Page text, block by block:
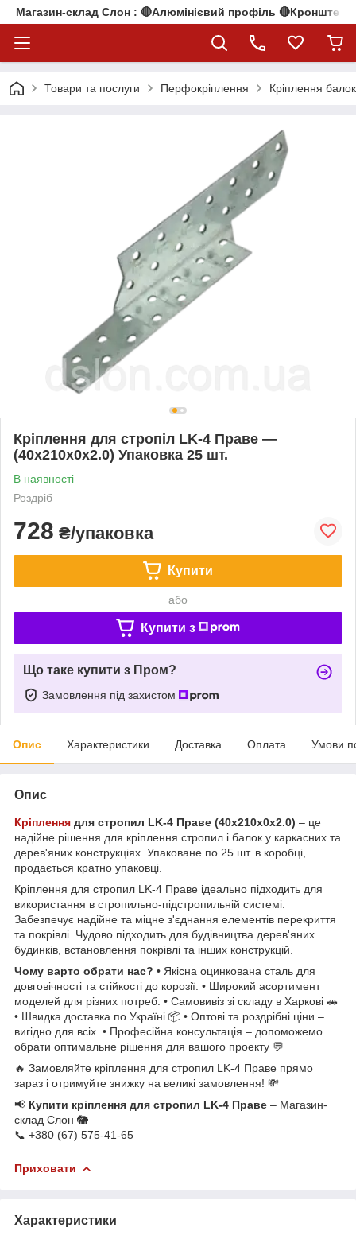
Магазин-склад Слон : 🔴Алюмінієвий профіль
Товари та послуги Перфокріплення Кріплення балок
Кріплення для стропіл LK-4 Праве —
(40х210х0х2.0) Упаковка 25 шт.
В наявності
Роздріб
728 ₴/упаковка
Купити
або
Купити з
Що таке купити з Пром?
Замовлення під захистом
Опис Характеристики Доставка Оплата Умови
Опис
Кріплення для стропил LK-4 Праве (40х210х0х2.0) – це
надійне рішення для кріплення стропил і балок у каркасних та
дерев'яних конструкціях. Упаковане по 25 шт. в коробці,
продається кратно упаковці.
Кріплення для стропил LK-4 Праве ідеально підходить для
використання в стропильно-підстропильній системі.
Забезпечує надійне та міцне з'єднання елементів перекриття
та покрівлі. Чудово підходить для будівництва дерев'яних
будинків, встановлення покрівлі та інших конструкцій.
Чому варто обрати нас? • Якісна оцинкована сталь для
довговічності та стійкості до корозії. • Широкий асортимент
моделей для різних потреб. • Самовивіз зі складу в Харкові 🚗
• Швидка доставка по Україні 📦 • Оптові та роздрібні ціни –
вигідно для всіх. • Професійна консультація – допоможемо
обрати оптимальне рішення для вашого проекту 💬
🔥 Замовляйте кріплення для стропил LK-4 Праве прямо
зараз і отримуйте знижку на великі замовлення! 💸
📢 Купити кріплення для стропил LK-4 Праве – Магазин-
склад Слон 🐘
📞 +380 (67) 575-41-65
Приховати
Характеристики